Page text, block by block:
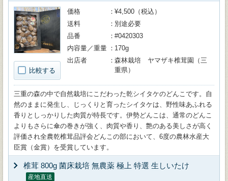
比較する
価格
¥4,500（税込）
送料
別途必要
品番
#0420303
内容量／重量
170g
出店者
森林栽培 ヤマザキ椎茸園（三
重県）
三重の森の中で自然栽培にこだわった乾シイタケのどんこです。自
然のままに発生し、じっくりと育ったシイタケは、野性味あふれる
香りとしっかりした肉質が特長です。伊勢どんこは、通常のどんこ
よりもさらに傘の巻きが強く、肉質や香り、艶のある美しさが高く
評価され全農乾椎茸品評会どんこの部において、6度の農林水産大
臣賞（金賞）を受賞しています。
椎茸 800g 菌床栽培 無農薬 極上 特選 生しいたけ
産地直送